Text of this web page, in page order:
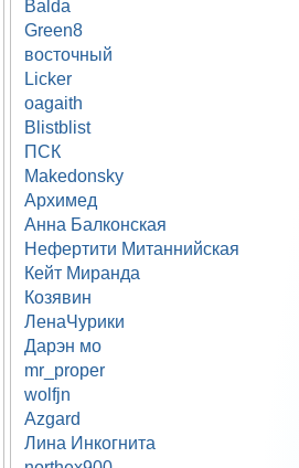
Balda
Green8
восточный
Licker
oagaith
Blistblist
ПСК
Makedonsky
Архимед
Анна Балконская
Нефертити Митаннийская
Кейт Миранда
Козявин
ЛенаЧурики
Дарэн мо
mr_proper
wolfjn
Azgard
Лина Инкогнита